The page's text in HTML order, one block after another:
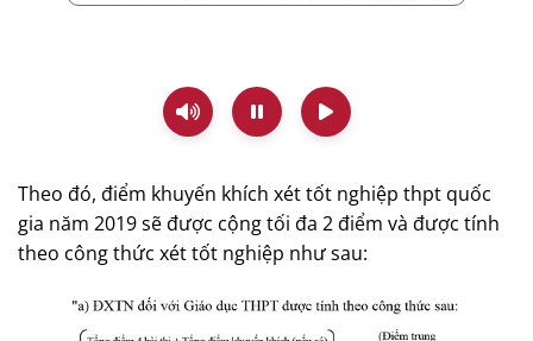
Theo đó, điểm khuyến khích xét tốt nghiệp thpt quốc
gia năm 2019 sẽ được cộng tối đa 2 điểm và được tính
theo công thức xét tốt nghiệp như sau: